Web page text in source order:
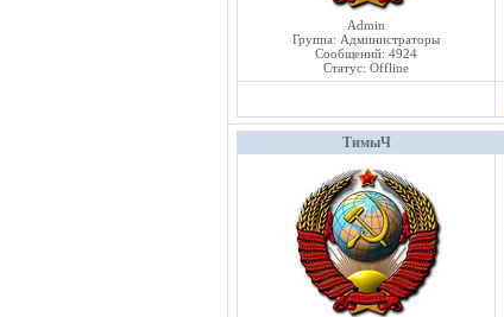
Admin
Группа: Администраторы
Сообщений: 4924
Статус: Offline
ТимыЧ